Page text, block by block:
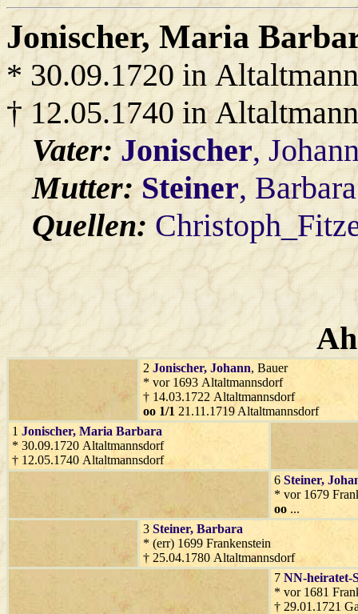
Jonischer, Maria
* 30.09.1720 in
† 12.05.1740 in
Vater:Jonischer,
Mutter:Steiner,
Quellen:
2 Jonischer, Johann, Bauer
* vor 1693 Altaltmannsdorf
† 14.03.1722 Altaltmannsdorf
oo 1/1 21.11.1719 Altaltmannsdorf
1 Jonischer, Maria Barbara
* 30.09.1720 Altaltmannsdorf
† 12.05.1740 Altaltmannsdorf
6 Steiner,
* vor 1679
oo ...
3 Steiner, Barbara
* (err) 1699 Frankenstein
† 25.04.1780 Altaltmannsdorf
7 NN-heiratet-
* vor 1681
† 29.01.1721